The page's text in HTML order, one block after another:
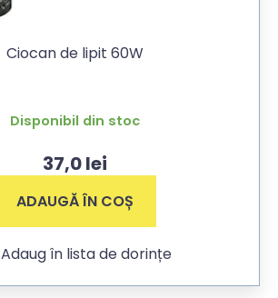
Ciocan de lipit 60W
Disponibil din stoc
37,0lei
ADAUGĂ ÎN COȘ
Adaug în lista de dorințe